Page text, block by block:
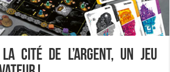
Cité de l’Argent, un jeu